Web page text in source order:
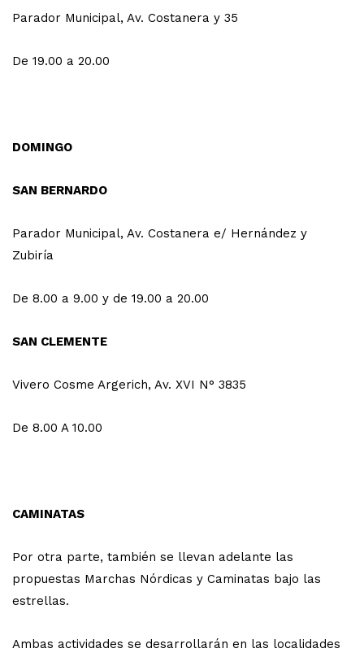
Parador Municipal, Av. Costanera y 35
De 19.00 a 20.00
DOMINGO
SAN BERNARDO
Parador Municipal, Av. Costanera e/ Hernández y
Zubiría
De 8.00 a 9.00 y de 19.00 a 20.00
SAN CLEMENTE
Vivero Cosme Argerich, Av. XVI N° 3835
De 8.00 A 10.00
CAMINATAS
Por otra parte, también se llevan adelante las
propuestas Marchas Nórdicas y Caminatas bajo las
estrellas.
Ambas actividades se desarrollarán en las localidades